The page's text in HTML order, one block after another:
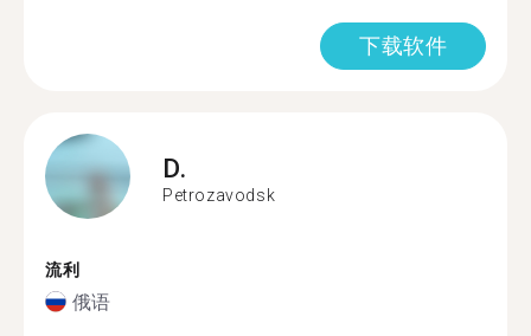
下载软件
D.
Petrozavodsk
流利
俄语